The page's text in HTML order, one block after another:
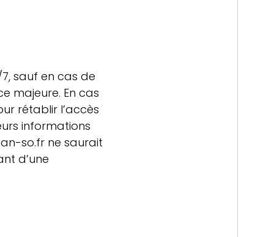
sauf en cas de
majeure. En cas
rétablir l’accès
informations
so.fr ne saurait
d’une